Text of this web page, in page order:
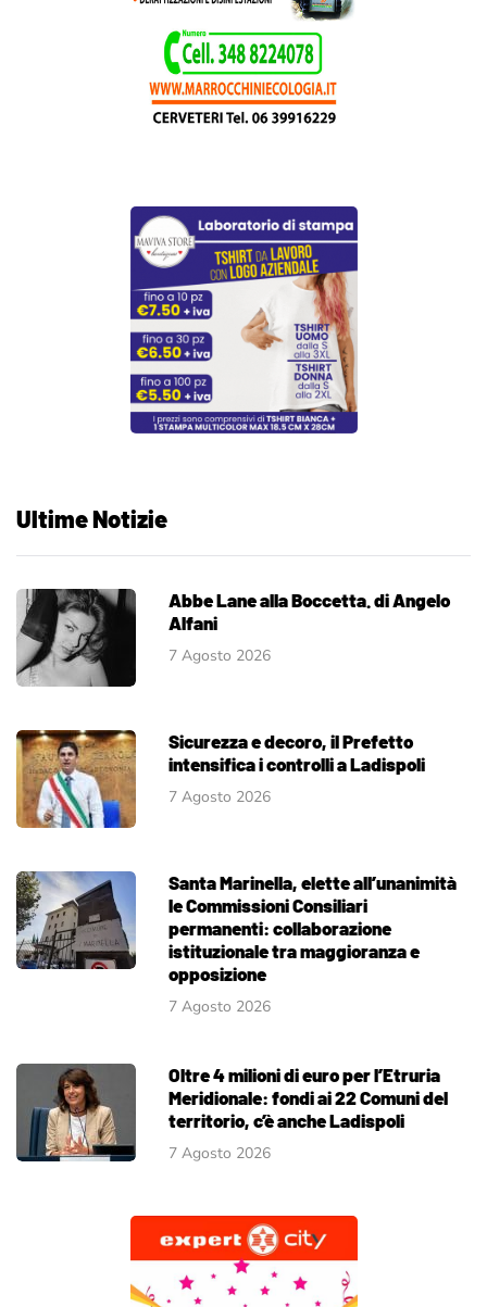
Ultime Notizie
Abbe Lane alla Boccetta. di Angelo
Alfani
7 Agosto 2026
Sicurezza e decoro, il Prefetto
intensifica i controlli a Ladispoli
7 Agosto 2026
Santa Marinella, elette all’unanimità
le Commissioni Consiliari
permanenti: collaborazione
istituzionale tra maggioranza e
opposizione
7 Agosto 2026
Oltre 4 milioni di euro per l’Etruria
Meridionale: fondi ai 22 Comuni del
territorio, c’è anche Ladispoli
7 Agosto 2026